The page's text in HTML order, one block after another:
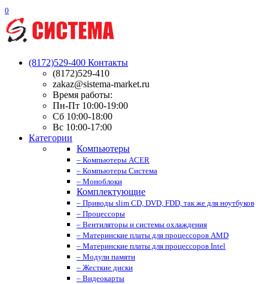
0
(8172)529-400 Контакты
(8172)529-410
zakaz@sistema-market.ru
Время работы:
Пн-Пт 10:00-19:00
Сб 10:00-18:00
Вс 10:00-17:00
Категории
Компьютеры
– Компьютеры ACER
– Компьютеры Система
– Моноблоки
Комплектующие
– Приводы slim CD, DVD, FDD, так же для ноутбуков
– Процессоры
– Вентиляторы и системы охлаждения
– Материнские платы для процессоров AMD
– Материнские платы для процессоров Intel
– Модули памяти
– Жесткие диски
– Видеокарты